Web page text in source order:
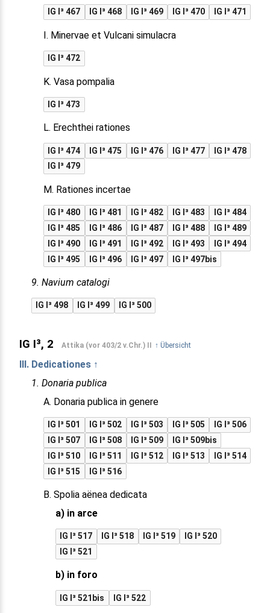
IG I³ 467 IG I³ 468 IG I³ 469 IG I³ 470 IG I³ 471
I. Minervae et Vulcani simulacra
IG I³ 472
K. Vasa pompalia
IG I³ 473
L. Erechthei rationes
IG I³ 474 IG I³ 475 IG I³ 476 IG I³ 477
IG I³ 478
IG I³ 479
M. Rationes incertae
IG I³ 480 IG I³ 481 IG I³ 482 IG I³ 483
IG I³ 484
IG I³ 485
IG I³ 486 IG I³ 487 IG I³ 488
IG I³ 489
IG I³ 490
IG I³ 491 IG I³ 492 IG I³ 493
IG I³ 494
IG I³ 495
IG I³ 496 IG I³ 497 IG I³ 497bis
9. Navium catalogi
IG I³ 498 IG I³ 499 IG I³ 500
IG I³, 2 Attika (vor 403/2 v.Chr.) II ↑ Übersicht
III. Dedicationes ↑
1. Donaria publica
A. Donaria publica in genere
IG I³ 501 IG I³ 502 IG I³ 503 IG I³ 505
IG I³ 506
IG I³ 507
IG I³ 508 IG I³ 509
IG I³ 509bis
IG I³ 510
IG I³ 511 IG I³ 512 IG I³ 513
IG I³ 514
IG I³ 515
IG I³ 516
B. Spolia aënea dedicata
a) in arce
IG I³ 517 IG I³ 518 IG I³ 519
IG I³ 520
IG I³ 521
b) in foro
IG I³ 521bis IG I³ 522